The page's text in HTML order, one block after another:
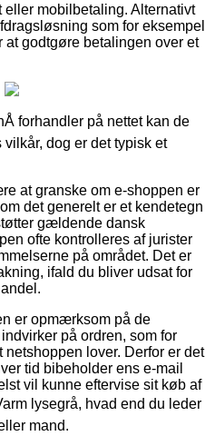
mobilbetaling. Alternativt
som for eksempel
godtgøre betalingen over et
forhandler på nettet kan de
dog er det typisk et
at granske om e-shoppen er
det generelt er et kendetegn
gældende dansk
ofte kontrolleres af jurister
på området. Det er
ifald du bliver udsat for
er opmærksom på de
på ordren, som for
lover. Derfor er det
tid bibeholder ens e-mail
vil kunne eftervise sit køb af
lysegrå, hvad end du leder
mand.